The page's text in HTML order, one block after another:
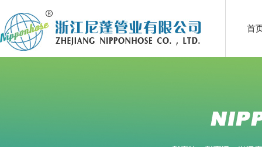
首